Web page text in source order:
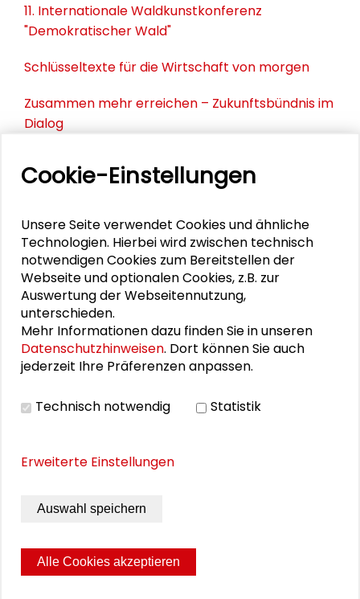
11. Internationale Waldkunstkonferenz
"Demokratischer Wald"
Schlüsseltexte für die Wirtschaft von morgen
Zusammen mehr erreichen – Zukunftsbündnis im
Dialog
25. Runder Tisch Wissenschaftsstadt Darmstadt
DOWNLOADS
Programm Lehren aus Afghanistan
VIDEO
Video ansehen
Impressionen der Veranstaltung
Cookie-Einstellungen
Unsere Seite verwendet Cookies und ähnliche
Technologien. Hierbei wird zwischen technisch
notwendigen Cookies zum Bereitstellen der
Webseite und optionalen Cookies, z.B. zur
Auswertung der Webseitennutzung,
unterschieden.
Mehr Informationen dazu finden Sie in unseren
Datenschutzhinweisen. Dort können Sie auch
jederzeit Ihre Präferenzen anpassen.
Technisch notwendig Statistik
Erweiterte Einstellungen
Auswahl speichern
Alle Cookies akzeptieren